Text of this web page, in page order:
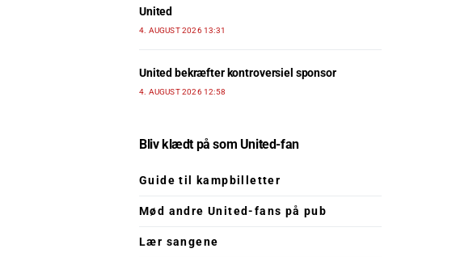
United
4. AUGUST 2026 13:31
United bekræfter kontroversiel sponsor
4. AUGUST 2026 12:58
Bliv klædt på som United-fan
Guide til kampbilletter
Mød andre United-fans på pub
Lær sangene